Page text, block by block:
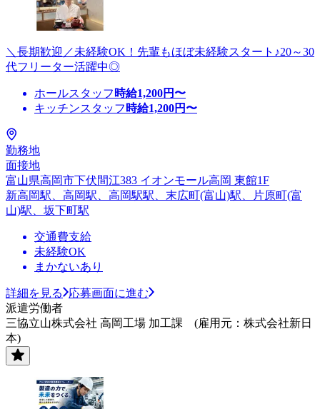
＼長期歓迎／未経験OK！先輩もほぼ未経験スタート♪20～30
代フリーター活躍中◎
ホールスタッフ 時給1,200円〜
キッチンスタッフ 時給1,200円〜
勤務地
面接地
富山県高岡市下伏間江383 イオンモール高岡 東館1F
新高岡駅、高岡駅、高岡駅駅、末広町(富山)駅、片原町(富
山)駅、坂下町駅
交通費支給
未経験OK
まかないあり
詳細を見る
応募画面に進む
派遣労働者
三協立山株式会社 高岡工場 加工課 (雇用元：株式会社新日
本)